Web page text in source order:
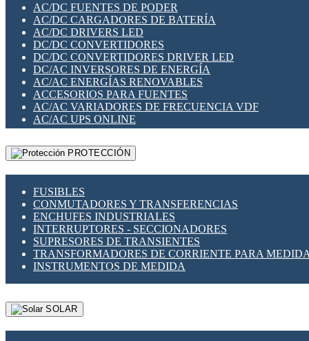
SWITCH Y MICROSWITCH
TARJETAS PI
UNIÓN Y DERIVACIÓN DE CABLE
PLACAS MODULARES IOT
SWITCHES Y REDES WIFI
SOLUCIONES IOT
SOLUCIONES LORAWAN
SOLUCIONES RED CELULAR
SEGURIDAD PARA REDES
SWITCHES LAN
TELEFONÍA IP (VOIP)
VIGILANCIA IP (CCTV)
MESHTASTIC
AC/DC FUENTES DE PODER
AC/DC CARGADORES DE BATERÍA
AC/DC DRIVERS LED
DC/DC CONVERTIDORES
DC/DC CONVERTIDORES DRIVER LED
DC/AC INVERSORES DE ENERGÍA
AC/AC ENERGÍAS RENOVABLES
ACCESORIOS PARA FUENTES
AC/AC VARIADORES DE FRECUENCIA VDF
AC/AC UPS ONLINE
PROTECCIÓN
FUSIBLES
CONMUTADORES Y TRANSFERENCIAS
ENCHUFES INDUSTRIALES
INTERRUPTORES - SECCIONADORES
SUPRESORES DE TRANSIENTES
TRANSFORMADORES DE CORRIENTE PARA
INSTRUMENTOS DE MEDIDA
SOLAR